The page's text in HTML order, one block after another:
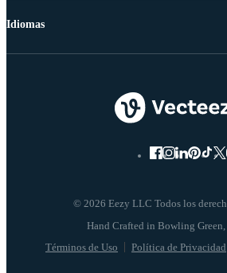
© 2026 Eezy LLC Todos los
Términos de Uso Política de Privacidad
Idiomas